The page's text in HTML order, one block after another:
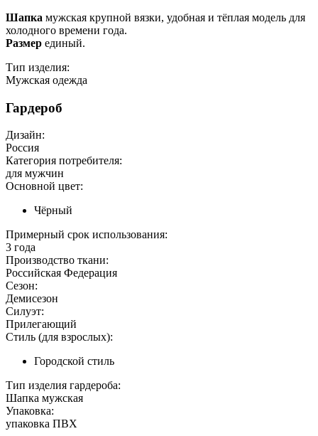
Шапка мужская крупной вязки, удобная и тёплая модель для
холодного времени года.
Размер единый.
Тип изделия:
Мужская одежда
Гардероб
Дизайн:
Россия
Категория потребителя:
для мужчин
Основной цвет:
Чёрный
Примерный срок использования:
3 года
Производство ткани:
Российская Федерация
Сезон:
Демисезон
Силуэт:
Прилегающий
Стиль (для взрослых):
Городской стиль
Тип изделия гардероба:
Шапка мужская
Упаковка:
упаковка ПВХ